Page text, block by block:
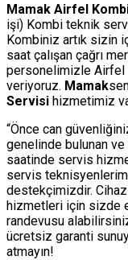
Mamak Airfel
işi) Kombi teknik
Kombiniz artık sizin
saat çalışan çağrı
personelimizle Airfel
veriyoruz. Mamak
Servisi hizmetimiz
“Önce can
genelinde bulunan ve
saatinde servis
servis
destekçimizdir.
hizmetleri için sizde
randevusu
ücretsiz garanti
atmayın!